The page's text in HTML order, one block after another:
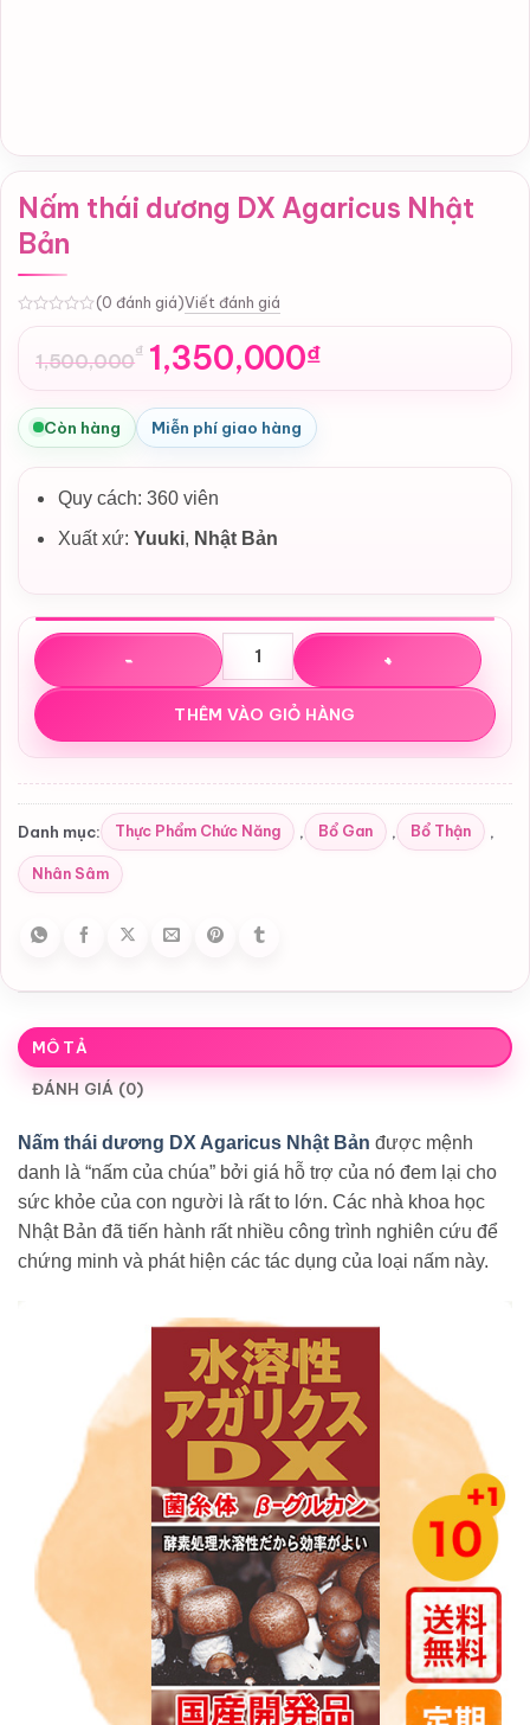
Nấm thái dương DX Agaricus Nhật
Bản
(0 đánh giá)Viết đánh giá
1,500,000₫
Giá
gốc
là:
1,500,000₫.
1,350,000₫
Giá
hiện
tại
là:
1,350,000₫.
Còn hàng Miễn phí giao hàng
Quy cách: 360 viên
Xuất xứ: Yuuki, Nhật Bản
Nấm thái dương DX Agaricus Nhật Bản số lượng
THÊM VÀO GIỎ HÀNG
Danh mục: Thực Phẩm Chức Năng , Bổ Gan , Bổ Thận ,
Nhân Sâm
MÔ TẢ
ĐÁNH GIÁ (0)
Nấm thái dương DX Agaricus Nhật Bản được mệnh
danh là “nấm của chúa” bởi giá hỗ trợ của nó đem lại cho
sức khỏe của con người là rất to lớn. Các nhà khoa học
Nhật Bản đã tiến hành rất nhiều công trình nghiên cứu để
chứng minh và phát hiện các tác dụng của loại nấm này.